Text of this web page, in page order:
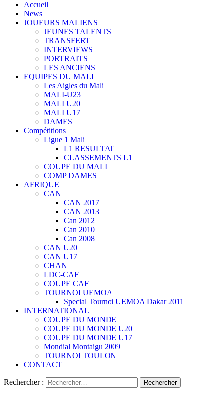
Accueil
News
JOUEURS MALIENS
JEUNES TALENTS
TRANSFERT
INTERVIEWS
PORTRAITS
LES ANCIENS
EQUIPES DU MALI
Les Aigles du Mali
MALI-U23
MALI U20
MALI U17
DAMES
Compétitions
Ligue 1 Mali
L1 RESULTAT
CLASSEMENTS L1
COUPE DU MALI
COMP DAMES
AFRIQUE
CAN
CAN 2017
CAN 2013
Can 2012
Can 2010
Can 2008
CAN U20
CAN U17
CHAN
LDC-CAF
COUPE CAF
TOURNOI UEMOA
Special Tournoi UEMOA Dakar 2011
INTERNATIONAL
COUPE DU MONDE
COUPE DU MONDE U20
COUPE DU MONDE U17
Mondial Montaigu 2009
TOURNOI TOULON
CONTACT
Rechercher :